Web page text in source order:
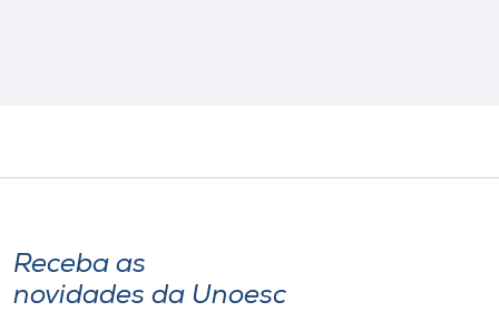
Receba as
novidades da Unoesc